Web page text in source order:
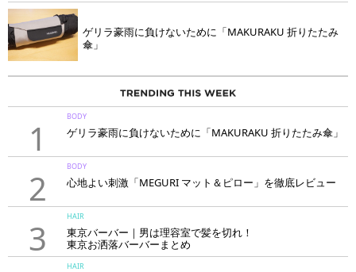
ゲリラ豪雨に負けないために「MAKURAKU 折りたたみ
傘」
1
BODY
ゲリラ豪雨に負けないために「MAKURAKU 折りたたみ傘」
2
BODY
心地よい刺激「MEGURI マット＆ピロー」を徹底レビュー
3
HAIR
東京バーバー｜男は理容室で髪を切れ！
東京お洒落バーバーまとめ
HAIR